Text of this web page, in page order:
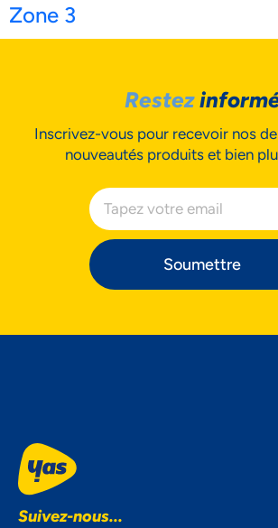
Zone 3
Restez
Inscrivez-vous pour recevoir nos
nouveautés produits et bien
Soumettre
Suivez-nous...